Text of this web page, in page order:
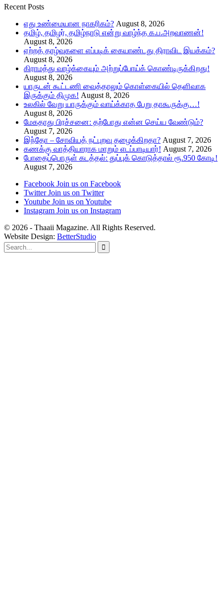
Recent Posts
எது உண்மையான நாகரிகம்? August 8, 2026
தமிழ், தமிழர், தமிழ்நாடு என்று வாழ்ந்த க.ப.அறவாணன்!
August 8, 2026
ஏற்றத் தாழ்வுகளை எப்படிக் கையாண்டது திராவிட இயக்கம்?
August 8, 2026
கிராமத்து வாழ்க்கையும் அற்றுப்போய்க் கொண்டிருக்கிறது!
August 8, 2026
யாருடன் கூட்டணி வைத்தாலும் கொள்கையில் தெளிவாக
இருக்கும் திமுக! August 8, 2026
உலகில் வேறு யாருக்கும் வாய்க்காத பேறு தாகூருக்கு…!
August 8, 2026
மேகதாது பிரச்சனை: தற்போது என்ன செய்ய வேண்டும்?
August 7, 2026
இந்தோ – சோவியத் நட்புறவு தழைக்கிறதா? August 7, 2026
கணக்கு வாத்தியாராக மாறும் எடப்பாடியார்! August 7, 2026
போதைப்பொருள் கடத்தல்: துப்புக் கொடுத்தால் ரூ.950 கோடி!
August 7, 2026
Facebook Join us on Facebook
Twitter Join us on Twitter
Youtube Join us on Youtube
Instagram Join us on Instagram
© 2026 - Thaaii Magazine. All Rights Reserved.
Website Design: BetterStudio